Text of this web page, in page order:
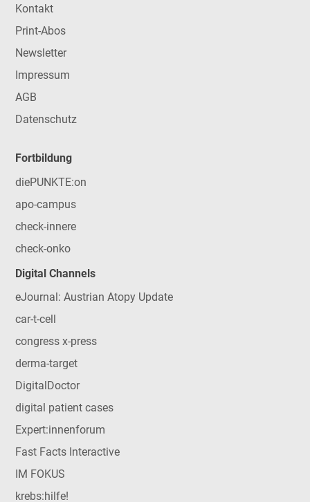
Kontakt
Print-Abos
Newsletter
Impressum
AGB
Datenschutz
Fortbildung
diePUNKTE:on
apo-campus
check-innere
check-onko
Digital Channels
eJournal: Austrian Atopy Update
car-t-cell
congress x-press
derma-target
DigitalDoctor
digital patient cases
Expert:innenforum
Fast Facts Interactive
IM FOKUS
krebs:hilfe!